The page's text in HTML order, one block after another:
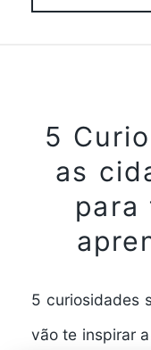
5
as
para
5 curiosidades
vão te inspirar